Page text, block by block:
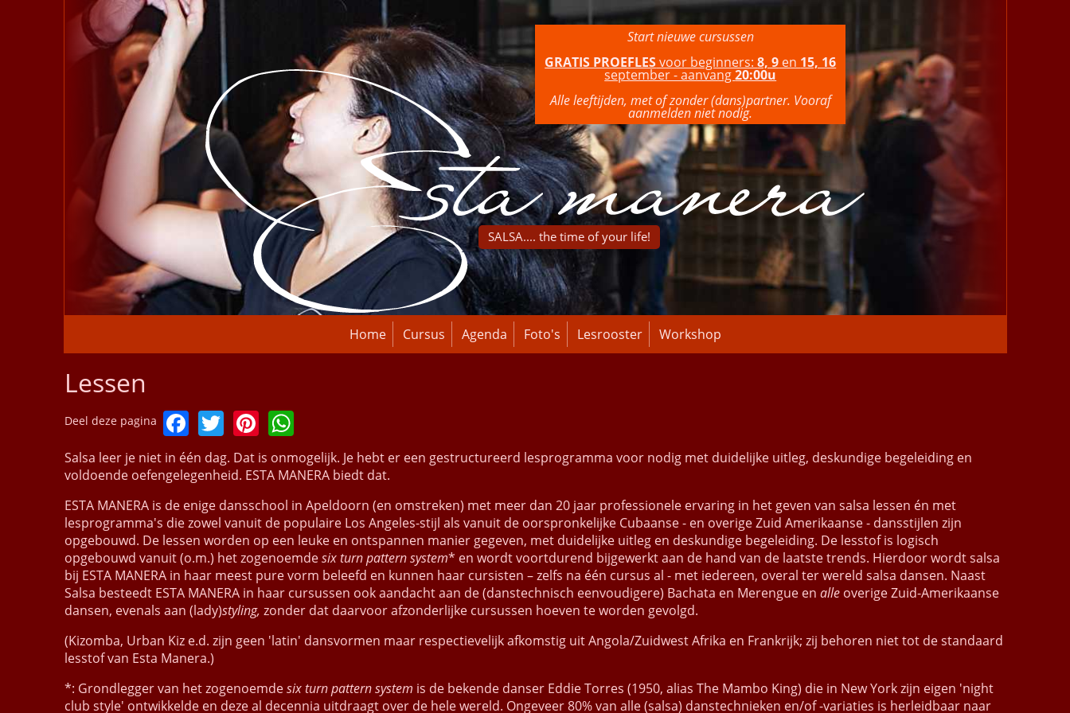
Home Cursus Agenda Foto's Lesrooster Workshop
Start nieuwe cursussen
GRATIS PROEFLESvoor beginners:8, 9 en 15, 16
september - aanvang20:00u
Alle leeftijden, met of zonder (dans)partner. Vooraf
aanmelden niet nodig.
SALSA.... the time of your life!
Lessen
Deel deze pagina Facebook
TwitterPinterest
WhatsApp
Salsa leer je niet in één dag. Dat is onmogelijk. Je hebt er een gestructureerd lesprogramma voor nodig met duidelijke uitleg, deskundige begeleiding en
voldoende oefengelegenheid. ESTA MANERA biedt dat.
ESTA MANERA is de enige dansschool in Apeldoorn (en omstreken) met meer dan 20 jaar professionele ervaring in het geven van salsa lessen én met
lesprogramma's die zowel vanuit de populaire Los Angeles-stijl als vanuit de oorspronkelijke Cubaanse - en overige Zuid Amerikaanse - dansstijlen zijn
opgebouwd. De lessen worden op een leuke en ontspannen manier gegeven, met duidelijke uitleg en deskundige begeleiding. De lesstof is logisch
opgebouwd vanuit (o.m.) het zogenoemdesix turn pattern system* en wordt voortdurend bijgewerkt aan de hand van de laatste trends. Hierdoor wordt salsa
bij ESTA MANERA in haar meest pure vorm beleefd en kunnen haar cursisten – zelfs na één cursus al - met iedereen, overal ter wereld salsa dansen. Naast
Salsa besteedt ESTA MANERA in haar cursussen ook aandacht aan de (danstechnisch eenvoudigere) Bachata en Merengue en alle overige Zuid-Amerikaanse
dansen, evenals aan (lady)styling, zonder dat daarvoor afzonderlijke cursussen hoeven te worden gevolgd.
(Kizomba, Urban Kiz e.d. zijn geen 'latin' dansvormen maar respectievelijk afkomstig uit Angola/Zuidwest Afrika en Frankrijk; zij behoren niet tot de standaard
lesstof van Esta Manera.)
*: Grondlegger van het zogenoemdesix turn pattern system is de bekende danser Eddie Torres (1950, alias The Mambo King) die in New York zijn eigen 'night
club style' ontwikkelde en deze al decennia uitdraagt over de hele wereld. Ongeveer 80% van alle (salsa) danstechnieken en/of -variaties is herleidbaar naar